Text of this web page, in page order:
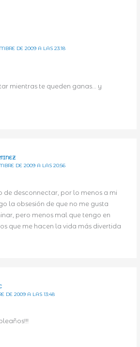
DE 2009 A LAS 23:18
mientras te queden ganas… y
DE 2009 A LAS 20:56
de desconnectar, por lo menos a mi
la obsesión de que no me gusta
pero menos mal que tengo en
que me hacen la vida más divertida
DE 2009 A LAS 13:48